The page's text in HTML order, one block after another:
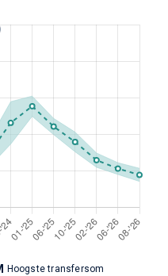
Hoogste transfersom